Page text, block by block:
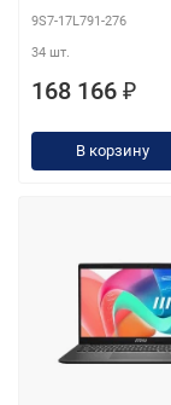
9S7-17L791-276
34 шт.
168 166 ₽
В корзину